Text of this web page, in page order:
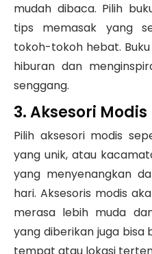
mudah dibaca. Pilih
tips memasak yang
tokoh-tokoh hebat.
hiburan dan
senggang.
3. Aksesori Modis
Pilih aksesori modis
yang unik, atau
yang menyenangkan
hari. Aksesoris modis
merasa lebih muda
yang diberikan juga bisa